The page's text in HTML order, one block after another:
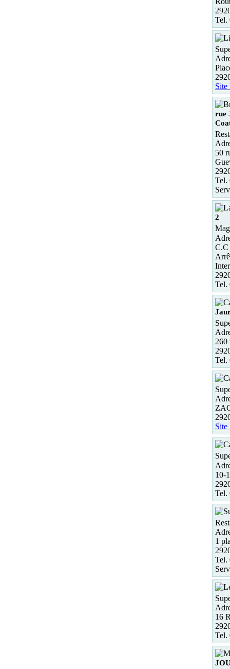
Tel.
Site
rue
50
Tel.
2
C.C
Tel.
260
Tel.
Site
10-
Tel.
1
Tel.
16
Tel.